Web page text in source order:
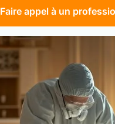
Faire appel à un